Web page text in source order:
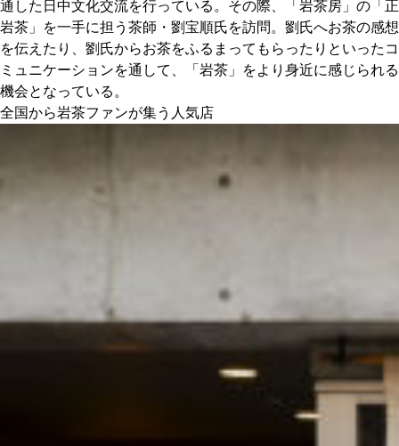
通した日中文化交流を行っている。その際、「岩茶房」の「正
岩茶」を一手に担う茶師・劉宝順氏を訪問。劉氏へお茶の感想
を伝えたり、劉氏からお茶をふるまってもらったりといったコ
ミュニケーションを通して、「岩茶」をより身近に感じられる
機会となっている。
全国から岩茶ファンが集う人気店